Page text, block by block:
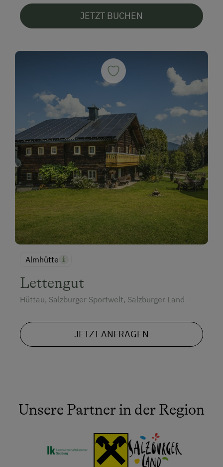
JETZT BUCHEN
Almhütte
Lettengut
Hüttau, Salzburger Sportwelt, Salzburger Land
JETZT ANFRAGEN
Unsere Partner in der Region